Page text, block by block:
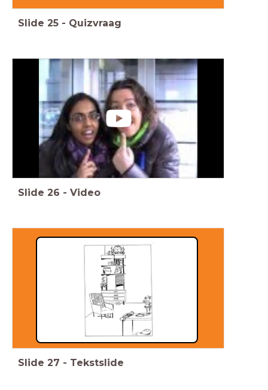
Slide 25 - Quizvraag
Slide 26 - Video
Slide 27 - Tekstslide